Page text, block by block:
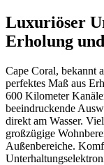
Luxuriöser
Erholung
Cape Coral, bekannt
perfektes Maß aus
600 Kilometer
beeindruckende
direkt am Wasser.
großzügige
Außenbereiche.